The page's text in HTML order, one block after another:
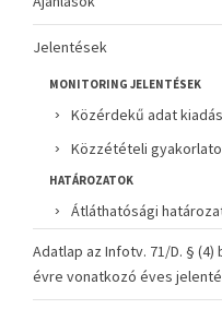
Jelentések
MONITORING JELENTÉSEK
Közérdekű adat
Közzétételi
HATÁROZATOK
Átláthatósági
Adatlap az Infotv. 71/D. §
évre vonatkozó éves